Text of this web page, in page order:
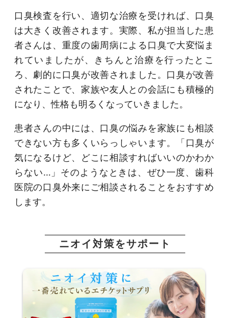
口臭検査を行い、適切な治療を受ければ、口臭
は大きく改善されます。実際、私が担当した患
者さんは、重度の歯周病による口臭で大変悩ま
れていましたが、きちんと治療を行ったとこ
ろ、劇的に口臭が改善されました。口臭が改善
されたことで、家族や友人との会話にも積極的
になり、性格も明るくなっていきました。
患者さんの中には、口臭の悩みを家族にも相談
できない方も多くいらっしゃいます。「口臭が
気になるけど、どこに相談すればいいのかわか
らない…」そのようなときは、ぜひ一度、歯科
医院の口臭外来にご相談されることをおすすめ
します。
ニオイ対策をサポート